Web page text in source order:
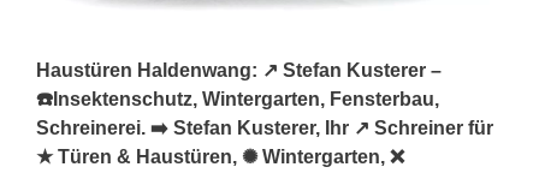
Haustüren Haldenwang: ↗️ Stefan Kusterer –
☎️Insektenschutz, Wintergarten, Fensterbau,
Schreinerei. ➡️ Stefan Kusterer, Ihr ↗️ Schreiner für
★ Türen & Haustüren, ✺ Wintergarten, ❌